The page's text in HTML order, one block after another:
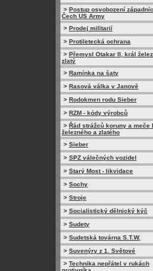
> Postup osvobození
Čech US Army
> Prodej militarií
> Protiletecká ochrana
> Přemysl Otakar II, král
zlatý
> Ramínka na šaty
> Rasová válka v Janově
> Rodokmen rodu Sieber
> RZM - kódy výrobců
> Řád strážců koruny a meče
železného a zlatého
> Sieber
> SPZ válečných vozidel
> Starý Most - likvidace
> Sochy
> Stroje
> Socialistický dělnický kýč
> Sudety
> Sudetská továrna S.T.W.
> Suvenýry z 1. Světové
> Technika nepřátel v rukách